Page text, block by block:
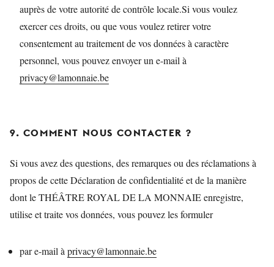
auprès de votre autorité de contrôle locale.Si vous voulez
exercer ces droits, ou que vous voulez retirer votre
consentement au traitement de vos données à caractère
personnel, vous pouvez envoyer un e-mail à
privacy@lamonnaie.be
9. COMMENT NOUS CONTACTER ?
Si vous avez des questions, des remarques ou des réclamations à
propos de cette Déclaration de confidentialité et de la manière
dont le THÉÂTRE ROYAL DE LA MONNAIE enregistre,
utilise et traite vos données, vous pouvez les formuler
par e-mail à privacy@lamonnaie.be